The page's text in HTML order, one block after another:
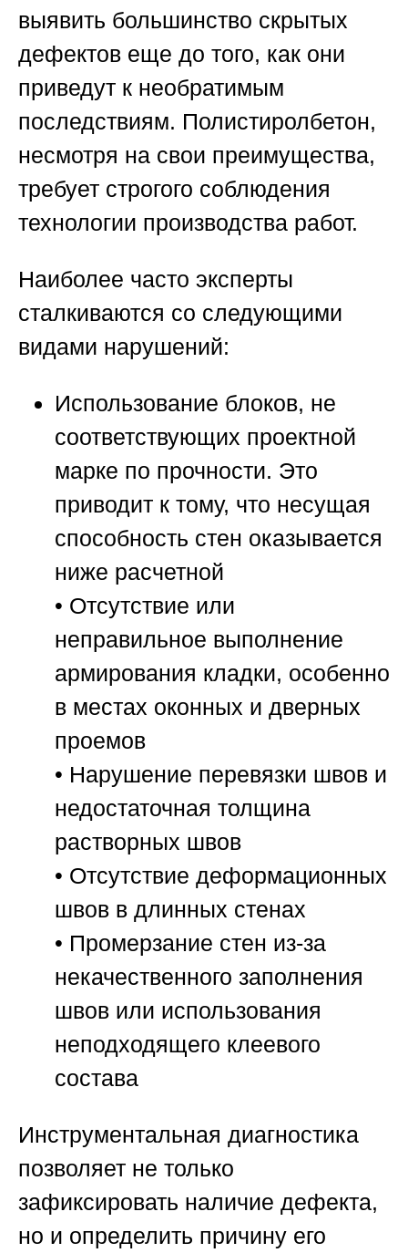
выявить большинство скрытых
дефектов еще до того, как они
приведут к необратимым
последствиям. Полистиролбетон,
несмотря на свои преимущества,
требует строгого соблюдения
технологии производства работ.
Наиболее часто эксперты
сталкиваются со следующими
видами нарушений:
Использование блоков, не
соответствующих проектной
марке по прочности. Это
приводит к тому, что несущая
способность стен оказывается
ниже расчетной
• Отсутствие или
неправильное выполнение
армирования кладки, особенно
в местах оконных и дверных
проемов
• Нарушение перевязки швов и
недостаточная толщина
растворных швов
• Отсутствие деформационных
швов в длинных стенах
• Промерзание стен из-за
некачественного заполнения
швов или использования
неподходящего клеевого
состава
Инструментальная диагностика
позволяет не только
зафиксировать наличие дефекта,
но и определить причину его